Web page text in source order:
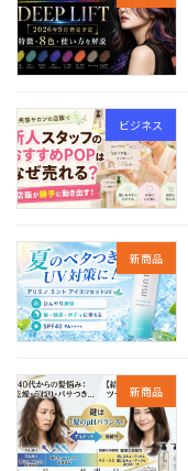
ビジネス
新商品
新商品